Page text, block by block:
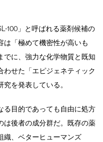
100」と呼ばれる薬剤候補の
は「極めて機密性が高いも
でに、強力な化学物質と既知
わせた「エピジェネティック
を発表している。
る目的であっても自由に処方
は後者の成分群だ。既存の薬
織、ベターヒューマンズ